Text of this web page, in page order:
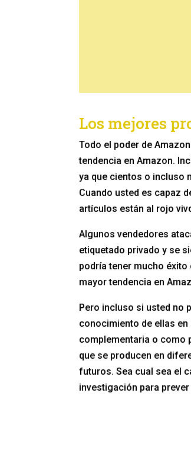
Los mejores
Todo el poder de
tendencia en Amazon.
ya que cientos o incluso
Cuando usted es capaz
artículos están al rojo
Algunos vendedores
etiquetado privado y se
podría tener mucho
mayor tendencia en
Pero incluso si usted no
conocimiento de ellas
complementaria o como
que se producen en
futuros. Sea cual sea el
investigación para